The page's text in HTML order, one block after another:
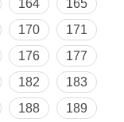
164
165
170
171
176
177
182
183
188
189